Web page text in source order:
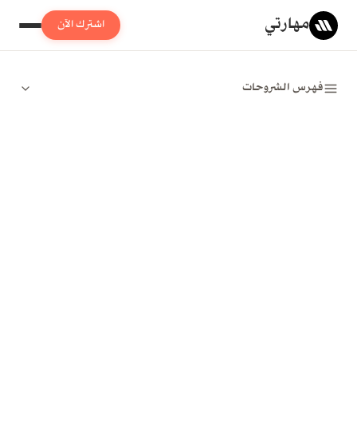
مهارتي اشترك الآن
فهرس الشروحات